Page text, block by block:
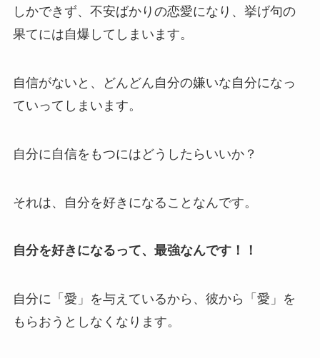
しかできず、不安ばかりの恋愛になり、挙げ句の
果てには自爆してしまいます。
自信がないと、どんどん自分の嫌いな自分になっ
ていってしまいます。
自分に自信をもつにはどうしたらいいか？
それは、自分を好きになることなんです。
自分を好きになるって、最強なんです！！
自分に「愛」を与えているから、彼から「愛」を
もらおうとしなくなります。